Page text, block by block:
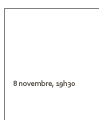
8 novembre, 19h30